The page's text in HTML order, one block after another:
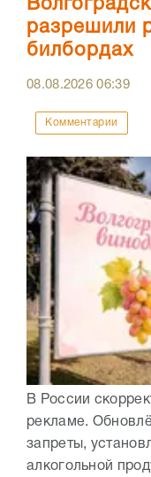
разрешили
билбордах
08.08.202606:39
Комментарии
В России
рекламе.
запреты,
алкогольной